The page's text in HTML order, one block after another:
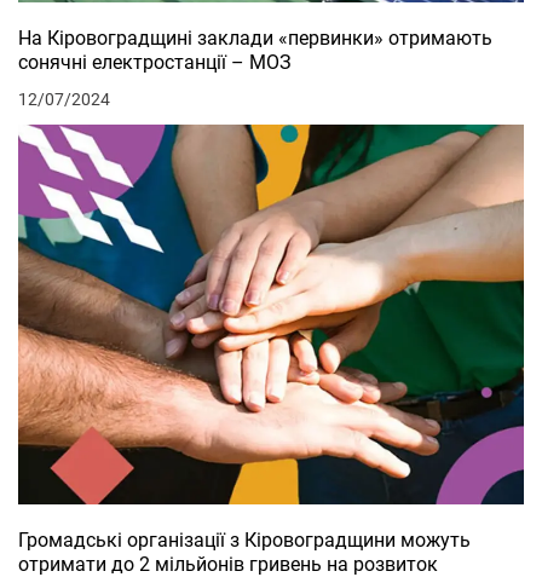
На Кіровоградщині заклади «первинки» отримають
сонячні електростанції – МОЗ
12/07/2024
Громадські організації з Кіровоградщини можуть
отримати до 2 мільйонів гривень на розвиток